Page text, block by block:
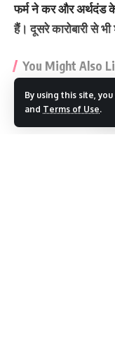
By using this site,
and Terms of Use.
फर्म ने कर और अर्थदंड
हैं। दूसरे कारोबारी से
You Might Also
नकली डेयरी उत्पादों पर
नहीं चलेगा खेल
पेंशन से मजबूत हुआ